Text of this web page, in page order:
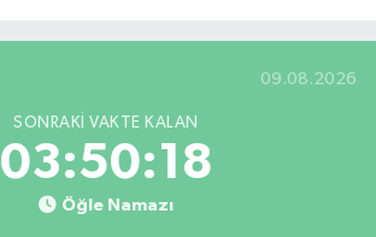
09.08.2026
SONRAKI VAKTE KALAN
03:50:18
Öğle Namazı